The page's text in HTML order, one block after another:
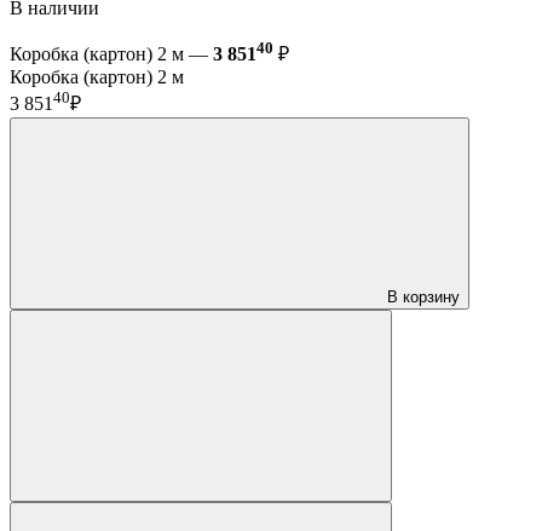
В наличии
Коробка (картон) 2 м — 3 85140 ₽
Коробка (картон) 2 м
3 85140₽
В корзину